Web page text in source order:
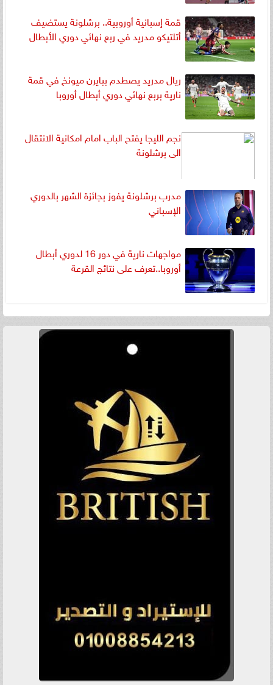
قمة إسبانية أوروبية.. برشلونة يستضيف
أتلتيكو مدريد في ربع نهائي دوري الأبطال
ريال مدريد يصطدم ببايرن ميونخ في قمة
نارية بربع نهائي دوري أبطال أوروبا
نجم الليجا يفتح الباب امام امكانية الانتقال
الى برشلونة
مدرب برشلونة يفوز بجائزة الشهر بالدوري
الإسباني
مواجهات نارية في دور 16 لدوري أبطال
أوروبا..تعرف على نتائج القرعة